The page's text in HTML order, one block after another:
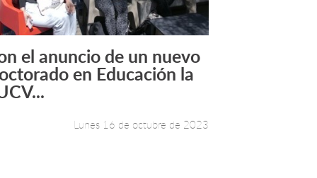
Leer más +
el anuncio de un nuevo
en Educación la
Lunes 16 de octubre de 2023